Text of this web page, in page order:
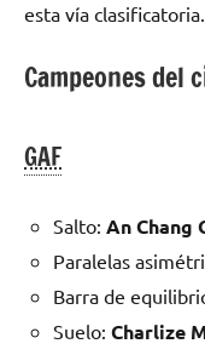
esta vía clasificatoria.
Campeones del
GAF
Salto: An Chang
Paralelas
Barra de
Suelo: Charlize